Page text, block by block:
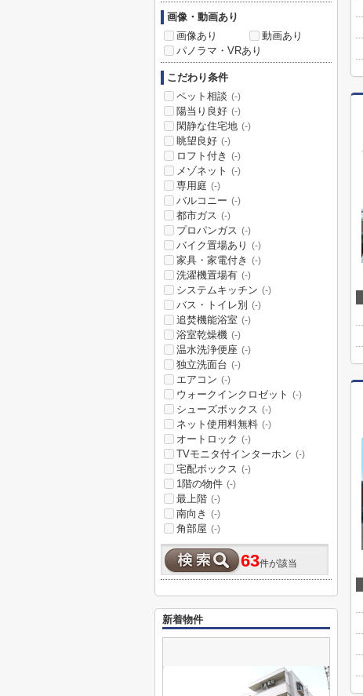
画像・動画あり
画像あり
動画あり
パノラマ・VRあり
こだわり条件
ペット相談 (-)
陽当り良好 (-)
閑静な住宅地 (-)
眺望良好 (-)
ロフト付き (-)
メゾネット (-)
専用庭 (-)
バルコニー (-)
都市ガス (-)
プロパンガス (-)
バイク置場あり (-)
家具・家電付き (-)
洗濯機置場有 (-)
システムキッチン (-)
バス・トイレ別 (-)
追焚機能浴室 (-)
浴室乾燥機 (-)
温水洗浄便座 (-)
独立洗面台 (-)
エアコン (-)
ウォークインクロゼット (-)
シューズボックス (-)
ネット使用料無料 (-)
オートロック (-)
TVモニタ付インターホン (-)
宅配ボックス (-)
1階の物件 (-)
最上階 (-)
南向き (-)
角部屋 (-)
63件が該当
新着物件